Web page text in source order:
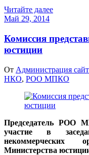
Читайте далее
Май 29, 2014
Комиссия
юстиции
От Администрация
НКО, РОО МПКО
Председатель РОО
участие в
некоммерческих
Министерства